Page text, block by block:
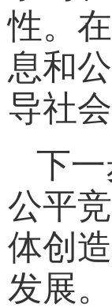
性。
息和
导社
下
公平
体创
发展。